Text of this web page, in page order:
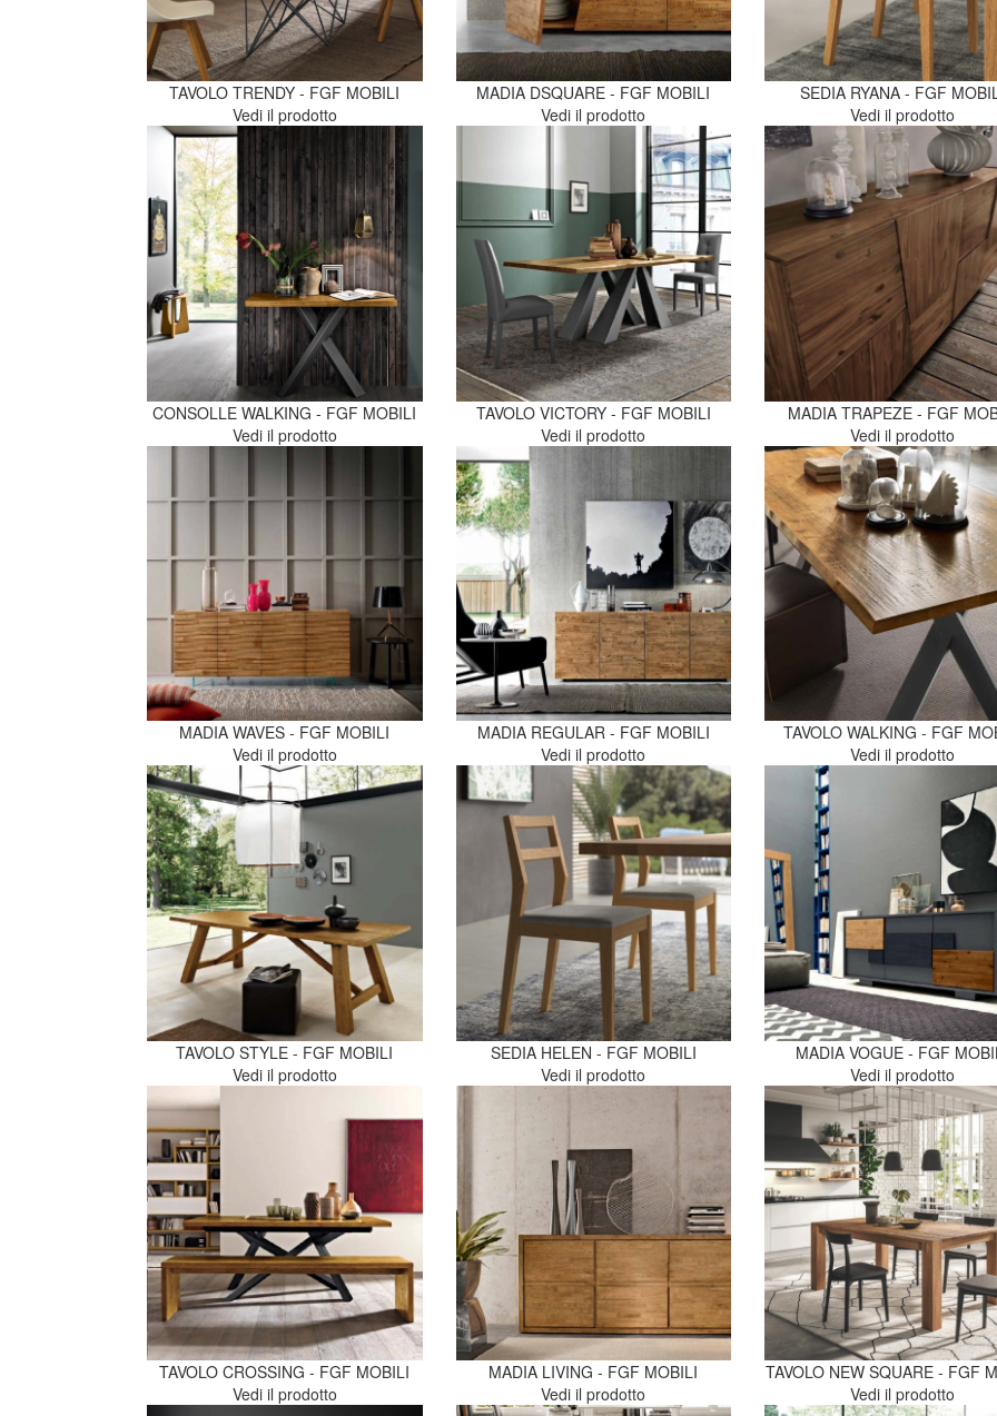
TAVOLO TRENDY - FGF MOBILI
Vedi il prodotto
MADIA DSQUARE - FGF MOBILI
Vedi il prodotto
SEDIA RYANA - FGF
Vedi il prodotto
CONSOLLE WALKING - FGF MOBILI
Vedi il prodotto
TAVOLO VICTORY - FGF MOBILI
Vedi il prodotto
MADIA TRAPEZE - FGF
Vedi il prodotto
MADIA WAVES - FGF MOBILI
Vedi il prodotto
MADIA REGULAR - FGF MOBILI
Vedi il prodotto
TAVOLO WALKING - FGF
Vedi il prodotto
TAVOLO STYLE - FGF MOBILI
Vedi il prodotto
SEDIA HELEN - FGF MOBILI
Vedi il prodotto
MADIA VOGUE - FGF
Vedi il prodotto
TAVOLO CROSSING - FGF MOBILI
Vedi il prodotto
MADIA LIVING - FGF MOBILI
Vedi il prodotto
TAVOLO NEW SQUARE - FGF
Vedi il prodotto